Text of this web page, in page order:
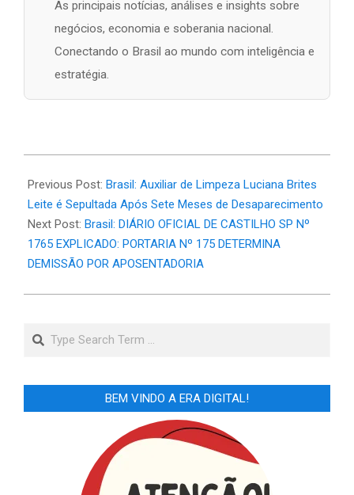
As principais notícias, análises e insights sobre
negócios, economia e soberania nacional.
Conectando o Brasil ao mundo com inteligência e
estratégia.
06-
02
Previous Post: Brasil: Auxiliar de Limpeza Luciana Brites
Leite é Sepultada Após Sete Meses de Desaparecimento
Next Post: Brasil: DIÁRIO OFICIAL DE CASTILHO SP Nº
1765 EXPLICADO: PORTARIA Nº 175 DETERMINA
DEMISSÃO POR APOSENTADORIA
Search
BEM VINDO A ERA DIGITAL!